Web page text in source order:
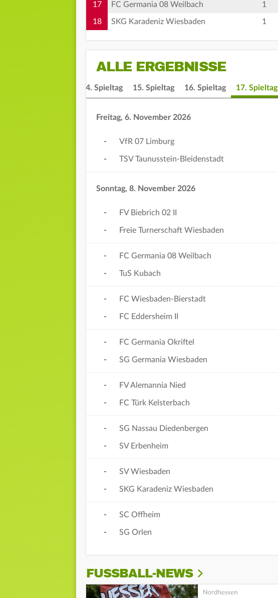
17 FC Germania 08 Weilbach 1
18 SKG Karadeniz Wiesbaden 1
ALLE ERGEBNISSE
14. Spieltag 15. Spieltag 16. Spieltag 17. Spieltag
Freitag, 6. November 2026
-
-
VfR 07 Limburg
TSV Taunusstein-Bleidenstadt
Sonntag, 8. November 2026
-
-
FV Biebrich 02 II
Freie Turnerschaft Wiesbaden
-
-
FC Germania 08 Weilbach
TuS Kubach
-
-
FC Wiesbaden-Bierstadt
FC Eddersheim II
-
-
FC Germania Okriftel
SG Germania Wiesbaden
-
-
FV Alemannia Nied
FC Türk Kelsterbach
-
-
SG Nassau Diedenbergen
SV Erbenheim
-
-
SV Wiesbaden
SKG Karadeniz Wiesbaden
-
-
SC Offheim
SG Orlen
FUSSBALL-NEWS